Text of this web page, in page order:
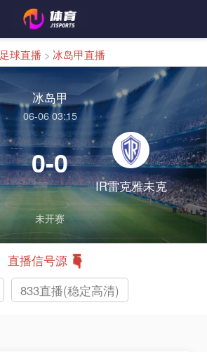
足球直播 > 冰岛甲直播
冰岛甲
06-06 03:15
0-0
IR雷克雅未克
未开赛
直播信号源
833直播(稳定高清)